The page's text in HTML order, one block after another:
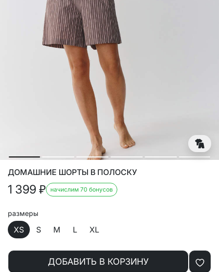
ДОМАШНИЕ ШОРТЫ В ПОЛОСКУ
1 399 ₽ начислим 70 бонусов
размеры
XS S M L XL
ДОБАВИТЬ В КОРЗИНУ